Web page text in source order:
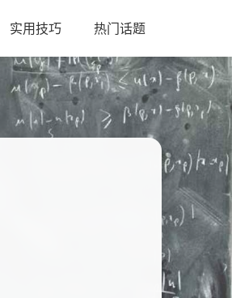
实用技巧 热门话题